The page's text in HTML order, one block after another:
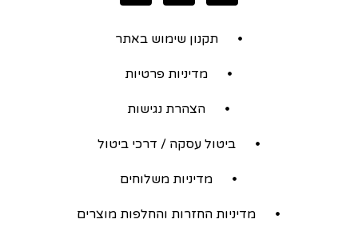
תקנון שימוש באתר
מדיניות פרטיות
הצהרת נגישות
ביטול עסקה / דרכי ביטול
מדיניות משלוחים
מדיניות החזרות והחלפות מוצרים